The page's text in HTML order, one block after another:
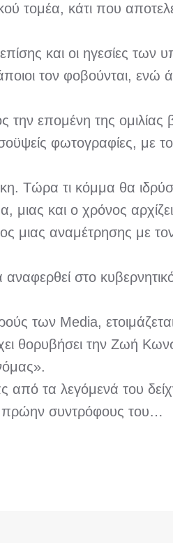
τομέα, κάτι που
και οι ηγεσίες των
τον φοβούνται, ενώ
την επομένη της ομιλίας
φωτογραφίες, με
Τώρα τι κόμμα θα
και ο χρόνος αρχίζει
μιας αναμέτρησης με
στο
των Media,
θορυβήσει την Ζωή
τα λεγόμενά του
πρώην συντρόφους του…